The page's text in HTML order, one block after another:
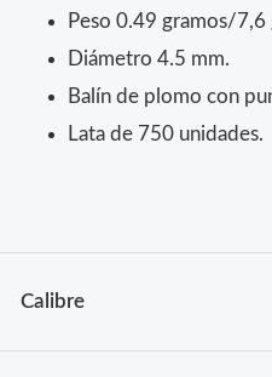
Peso 0.49 gramos/
Diámetro 4.5 mm.
Balín de plomo con
Lata de 750 unidades.
Calibre